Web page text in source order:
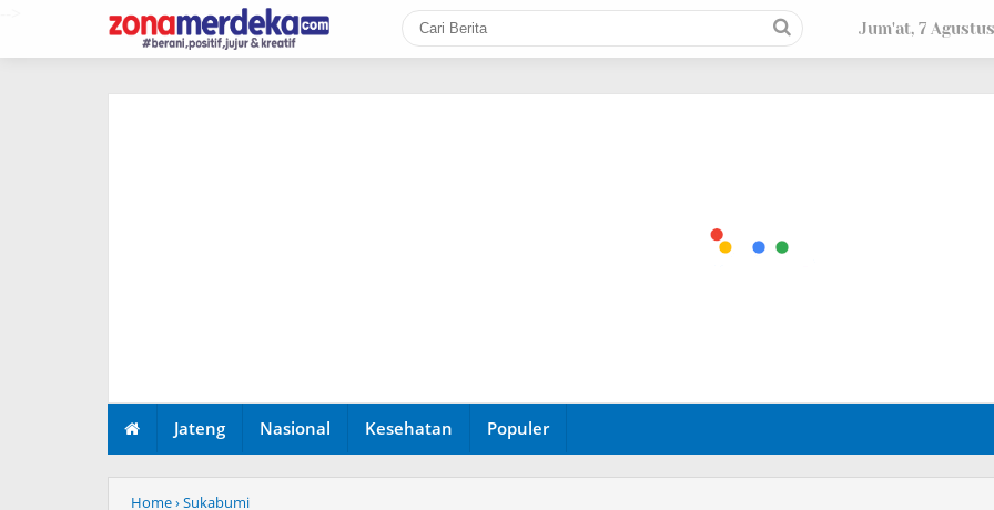
Jum'at, 7
Jateng Nasional Kesehatan Populer
Home› Sukabumi